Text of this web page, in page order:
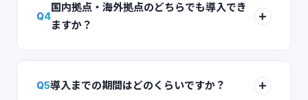
Q4
国内拠点・海外拠点のどちらでも導入でき
ますか？
Q5導入までの期間はどのくらいですか？